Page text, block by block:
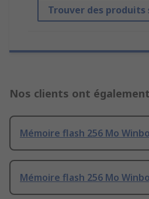
Trouver des
Nos clients ont
Mémoire flash 256 Mo
Mémoire flash 256 Mo